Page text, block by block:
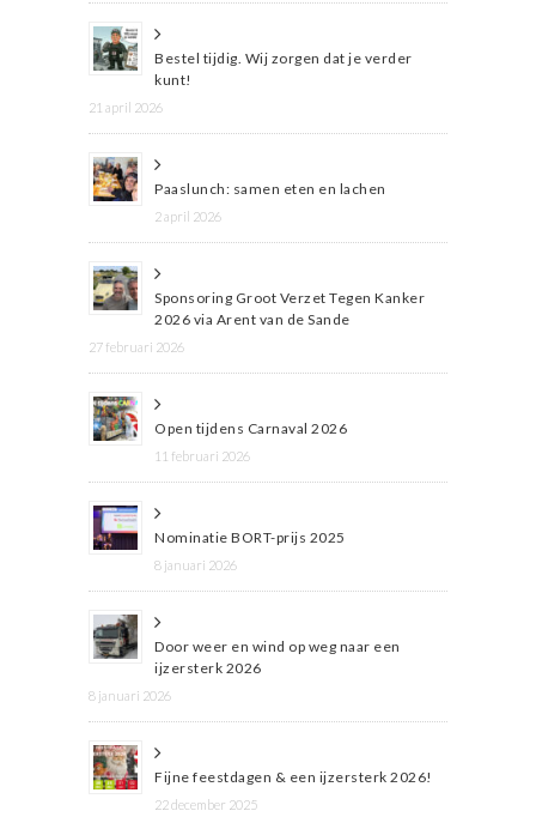
Bestel tijdig. Wij zorgen dat je verder
kunt!
21 april 2026
Paaslunch: samen eten en lachen
2 april 2026
Sponsoring Groot Verzet Tegen Kanker
2026 via Arent van de Sande
27 februari 2026
Open tijdens Carnaval 2026
11 februari 2026
Nominatie BORT-prijs 2025
8 januari 2026
Door weer en wind op weg naar een
ijzersterk 2026
8 januari 2026
Fijne feestdagen & een ijzersterk 2026!
22 december 2025